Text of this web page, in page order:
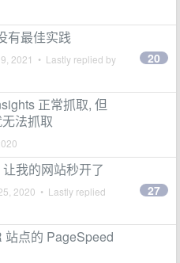
有最佳实践
2021 • Lastly replied by 20
正常抓取, 但
法抓取
我的网站秒开了
2020 • Lastly replied
27
站点的 PageSpeed